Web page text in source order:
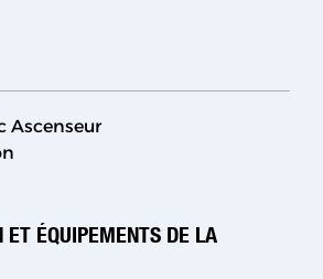
Ascenseur
ET ÉQUIPEMENTS DE LA